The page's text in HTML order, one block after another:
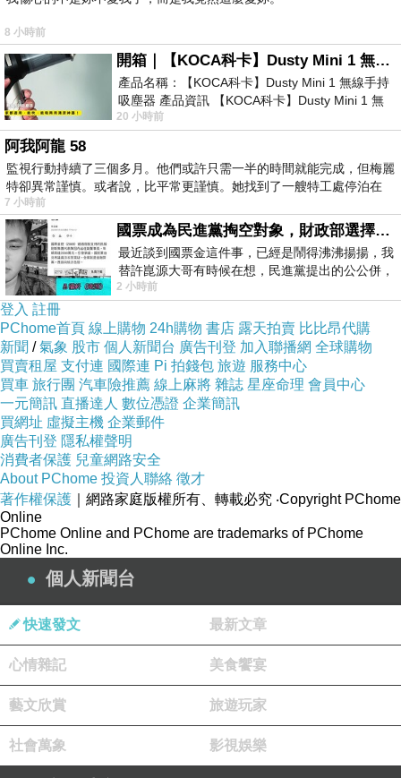
一樣喜歡不妨看看喔!
PS.若您家裡有0~4歲的小朋友，點我進入索取免
費《迪士尼美語世界試用包》
↓↓↓限量特優價格按鈕↓↓↓
8 小時前
開箱｜【KOCA科卡】Dusty Mini 1 無線手持吸塵器
產品名稱：【KOCA科卡】Dusty Mini 1 無線手持
吸塵器 產品資訊 【KOCA科卡】Dusty Mini 1 無
線手持吸塵器評語： 能吸、能吹兼具兩
20 小時前
阿我阿龍 58
監視行動持續了三個多月。他們或許只需一半的時間就能完成，但梅麗
特卻異常謹慎。或者說，比平常更謹慎。她找到了一艘特工處停泊在
7 小時前
國票成為民進黨掏空對象，財政部選擇性失憶
最近談到國票金這件事，已經是鬧得沸沸揚揚，我
替許崑源大哥有時候在想，民進黨提出的公公併，
其實就是想要國庫通黨庫，鬧出最大的醜
2 小時前
登入 註冊
PChome首頁 線上購物 24h購物 書店 露天拍賣 比比昂代購
新聞 /氣象 股市 個人新聞台 廣告刊登 加入聯播網 全球購物
買賣租屋 支付連 國際連 Pi 拍錢包 旅遊 服務中心
買車 旅行團 汽車險推薦 線上麻將 雜誌 星座命理 會員中心
一元簡訊 直播達人 數位憑證 企業簡訊
買網址 虛擬主機 企業郵件
廣告刊登 隱私權聲明
消費者保護 兒童網路安全
About PChome 投資人聯絡 徵才
著作權保護 ｜網路家庭版權所有、轉載必究 ‧Copyright PChome
Online
PChome Online and PChome are trademarks of PChome
Online Inc.
個人新聞台
快速發文 最新文章
心情雜記 美食饗宴
藝文欣賞 旅遊玩家
社會萬象 影視娛樂